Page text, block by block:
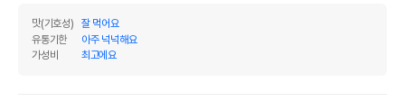
맛(기호성)
잘 먹어요
유통기한
아주 넉넉해요
가성비
최고에요